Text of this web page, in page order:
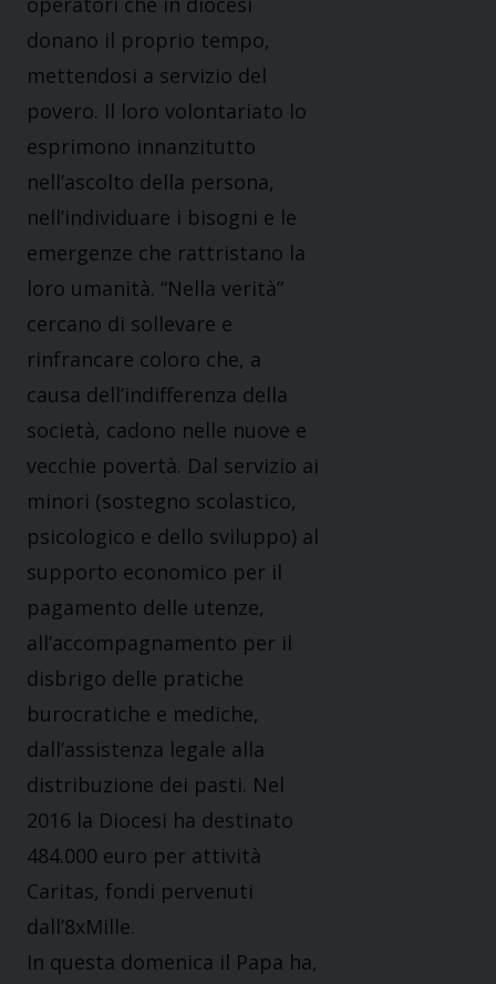
donano il proprio tempo,
mettendosi a servizio del
povero. Il loro volontariato lo
esprimono innanzitutto
nell’ascolto della persona,
nell’individuare i bisogni e le
emergenze che rattristano la
loro umanità. “Nella verità”
cercano di sollevare e
rinfrancare coloro che, a
causa dell’indifferenza della
società, cadono nelle nuove e
vecchie povertà. Dal servizio ai
minori (sostegno scolastico,
psicologico e dello sviluppo) al
supporto economico per il
pagamento delle utenze,
all’accompagnamento per il
disbrigo delle pratiche
burocratiche e mediche,
dall’assistenza legale alla
distribuzione dei pasti. Nel
2016 la Diocesi ha destinato
484.000 euro per attività
Caritas, fondi pervenuti
dall’8xMille.
In questa domenica il Papa ha,